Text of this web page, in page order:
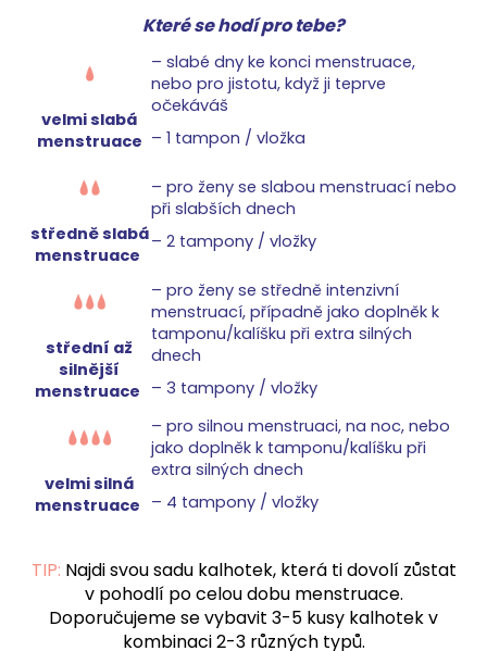
Které se hodí pro tebe?
velmi slabá
menstruace
–⁠ slabé dny ke konci menstruace,
nebo pro jistotu, když ji teprve
očekáváš
–⁠ 1 tampon / vložka
středně slabá
menstruace
–⁠ pro ženy se slabou menstruací nebo
při slabších dnech
–⁠ 2 tampony / vložky
střední až
silnější
menstruace
–⁠ pro ženy se středně intenzivní
menstruací, případně jako doplněk k
tamponu/kalíšku při extra silných
dnech
–⁠ 3 tampony / vložky
velmi silná
menstruace
–⁠ pro silnou menstruaci, na noc, nebo
jako doplněk k tamponu/kalíšku při
extra silných dnech
–⁠ 4 tampony / vložky
TIP: Najdi svou sadu kalhotek, která ti dovolí zůstat
v pohodlí po celou dobu menstruace.
Doporučujeme se vybavit 3-5 kusy kalhotek v
kombinaci 2-3 různých typů.